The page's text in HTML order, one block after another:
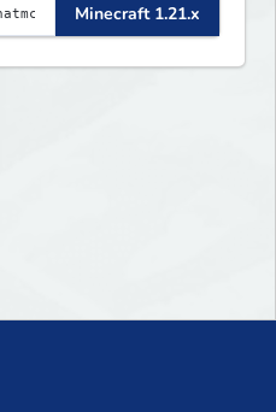
Minecraft 1.21.x